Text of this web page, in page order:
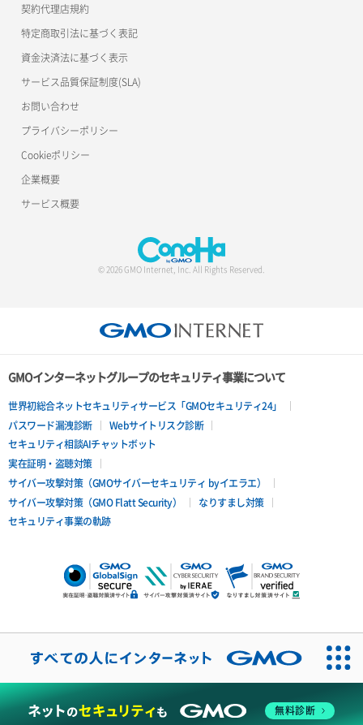
契約代理店規約
特定商取引法に基づく表記
資金決済法に基づく表示
サービス品質保証制度(SLA)
お問い合わせ
プライバシーポリシー
Cookieポリシー
企業概要
サービス概要
© 2026 GMO Internet, Inc. All Rights Reserved.
GMOインターネットグループのセキュリティ事業について
世界初総合ネットセキュリティサービス「GMOセキュリティ24」
パスワード漏洩診断
Webサイトリスク診断
セキュリティ相談AIチャットボット
実在証明・盗聴対策
サイバー攻撃対策（GMOサイバーセキュリティ byイエラエ）
サイバー攻撃対策（GMO Flatt Security）
なりすまし対策
セキュリティ事業の軌跡
無料診断